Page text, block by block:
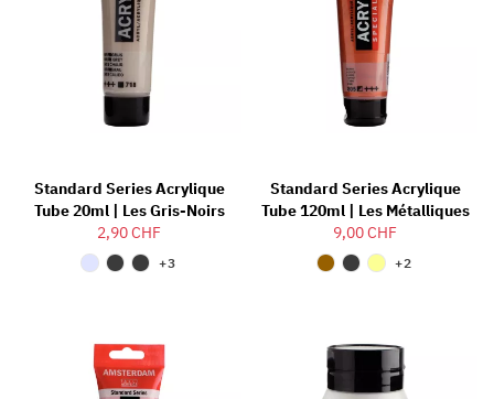
Standard Series Acrylique
Tube 20ml | Les Gris-Noirs
2,90 CHF
+3
Standard Series Acrylique
Tube 120ml | Les Métalliques
9,00 CHF
+2